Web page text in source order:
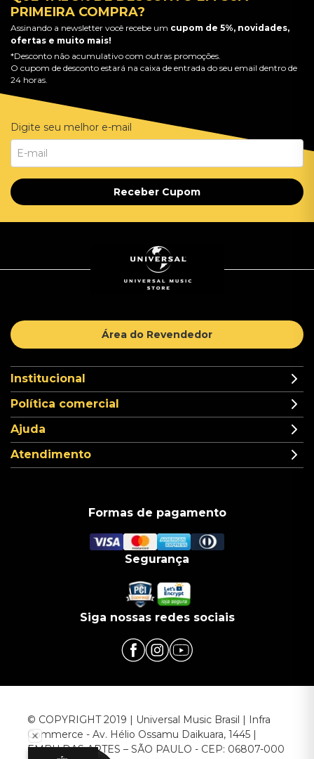
PRIMEIRA COMPRA?
Assinando a newsletter você recebe um cupom de 5%, novidades,
ofertas e muito mais!
*Desconto não acumulativo com outras promoções.
O cupom de desconto estará na caixa de entrada do seu email dentro de
24 horas.
Digite seu melhor e-mail
Receber Cupom
Área do Revendedor
Institucional
Política comercial
Ajuda
Atendimento
Formas de pagamento
Segurança
Siga nossas redes sociais
© COPYRIGHT 2019 | Universal Music Brasil | Infra
Commerce - Av. Hélio Ossamu Daikuara, 1445 |
EMBU DAS ARTES – SÃO PAULO - CEP: 06807-000